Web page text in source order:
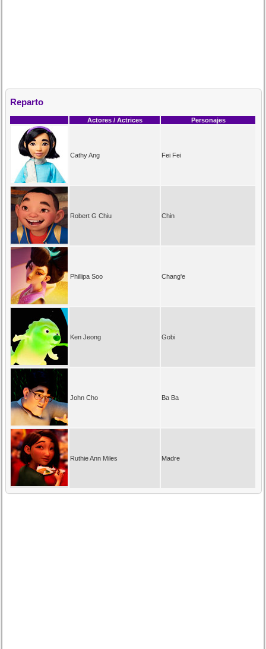
Reparto
Actores / Actrices Personajes
Cathy Ang Fei Fei
Robert G Chiu Chin
Phillipa Soo Chang'e
Ken Jeong Gobi
John Cho Ba Ba
Ruthie Ann Miles Madre